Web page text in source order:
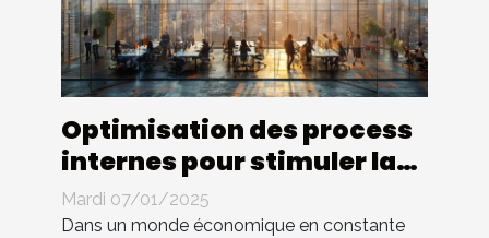
Optimisation des process
internes pour stimuler la
croissance d'entreprise
Mardi 07/01/2025
Dans un monde économique en constante